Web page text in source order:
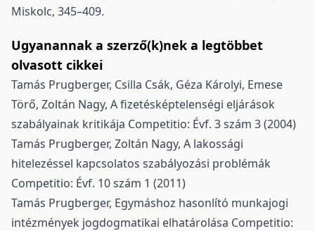
Miskolc, 345–409.
Ugyanannak a szerző(k)nek a legtöbbet
olvasott cikkei
Tamás Prugberger, Csilla Csák, Géza Károlyi, Emese
Törő, Zoltán Nagy, A fizetésképtelenségi eljárások
szabályainak kritikája Competitio: Évf. 3 szám 3 (2004)
Tamás Prugberger, Zoltán Nagy, A lakossági
hitelezéssel kapcsolatos szabályozási problémák
Competitio: Évf. 10 szám 1 (2011)
Tamás Prugberger, Egymáshoz hasonlító munkajogi
intézmények jogdogmatikai elhatárolása Competitio: